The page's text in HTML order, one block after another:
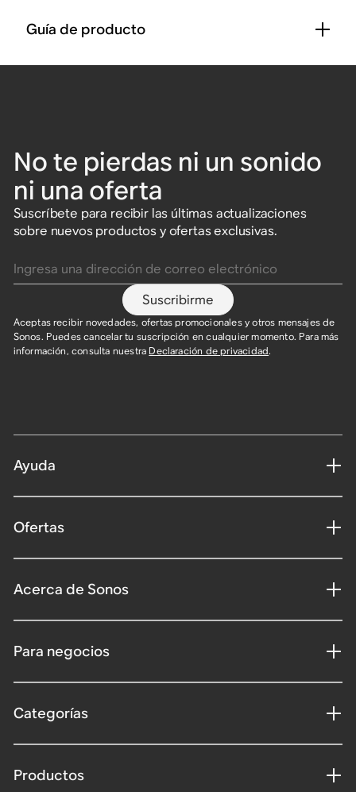
Guía de producto
No te pierdas ni un sonido
ni una oferta
Suscríbete para recibir las últimas actualizaciones
sobre nuevos productos y ofertas exclusivas.
Suscribirme
Aceptas recibir novedades, ofertas promocionales y otros mensajes de
Sonos. Puedes cancelar tu suscripción en cualquier momento. Para más
información, consulta nuestra Declaración de privacidad.​
Ayuda
Ofertas
Acerca de Sonos
Para negocios
Categorías
Productos